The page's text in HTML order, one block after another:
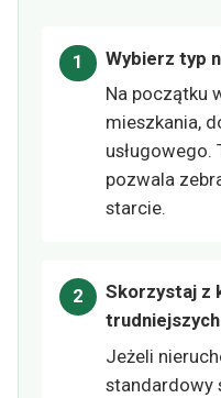
Wybierz typ
Na początku
mieszkania,
usługowego.
pozwala
starcie.
Skorzystaj z
Jeżeli
standardowy